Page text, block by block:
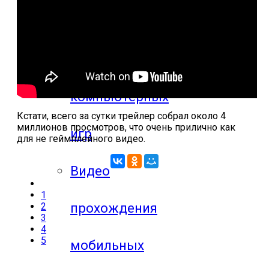
компьютерных
игр
Видео
прохождения
мобильных
Кстати, всего за сутки трейлер собрал около 4
миллионов просмотров, что очень прилично как
для не геймплейного видео.
1
2
3
4
5